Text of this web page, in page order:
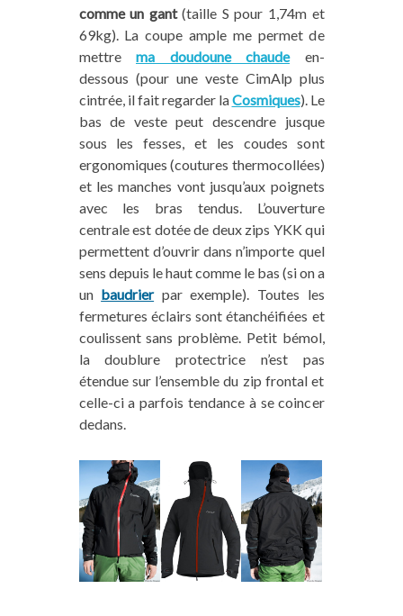
comme un gant(taille S pour 1,74m et
69kg). La coupe ample me permet de
mettre ma doudoune chaudeen-
dessous (pour une veste CimAlp plus
cintrée, il fait regarder laCosmiques). Le
bas de veste peut descendre jusque
sous les fesses, et les coudes sont
ergonomiques (coutures thermocollées)
et les manches vont jusqu’aux poignets
avec les bras tendus. L’ouverture
centrale est dotée de deux zips YKK qui
permettent d’ouvrir dans n’importe quel
sens depuis le haut comme le bas (si on a
un baudrierpar exemple). Toutes les
fermetures éclairs sont étanchéifiées et
coulissent sans problème. Petit bémol,
la doublure protectrice n’est pas
étendue sur l’ensemble du zip frontal et
celle-ci a parfois tendance à se coincer
dedans.